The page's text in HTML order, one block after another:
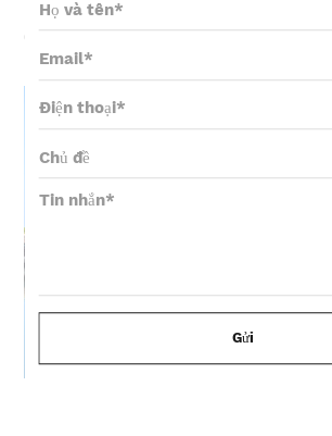
lãm tổng hợp du lịch nông nghiệp
giải trí dưới nước.
Gửi